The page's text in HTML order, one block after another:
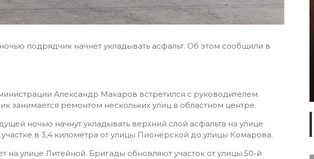
подрядчик начнёт укладывать асфальт. Об этом сообщили в
Александр Макаров встретился с руководителем
занимается ремонтом нескольких улиц в областном центре.
ночью начнут укладывать верхний слой асфальта на улице
в 3,4 километра от улицы Пионерской до улицы Комарова.
на улице Литейной. Бригады обновляют участок от улицы 50-й